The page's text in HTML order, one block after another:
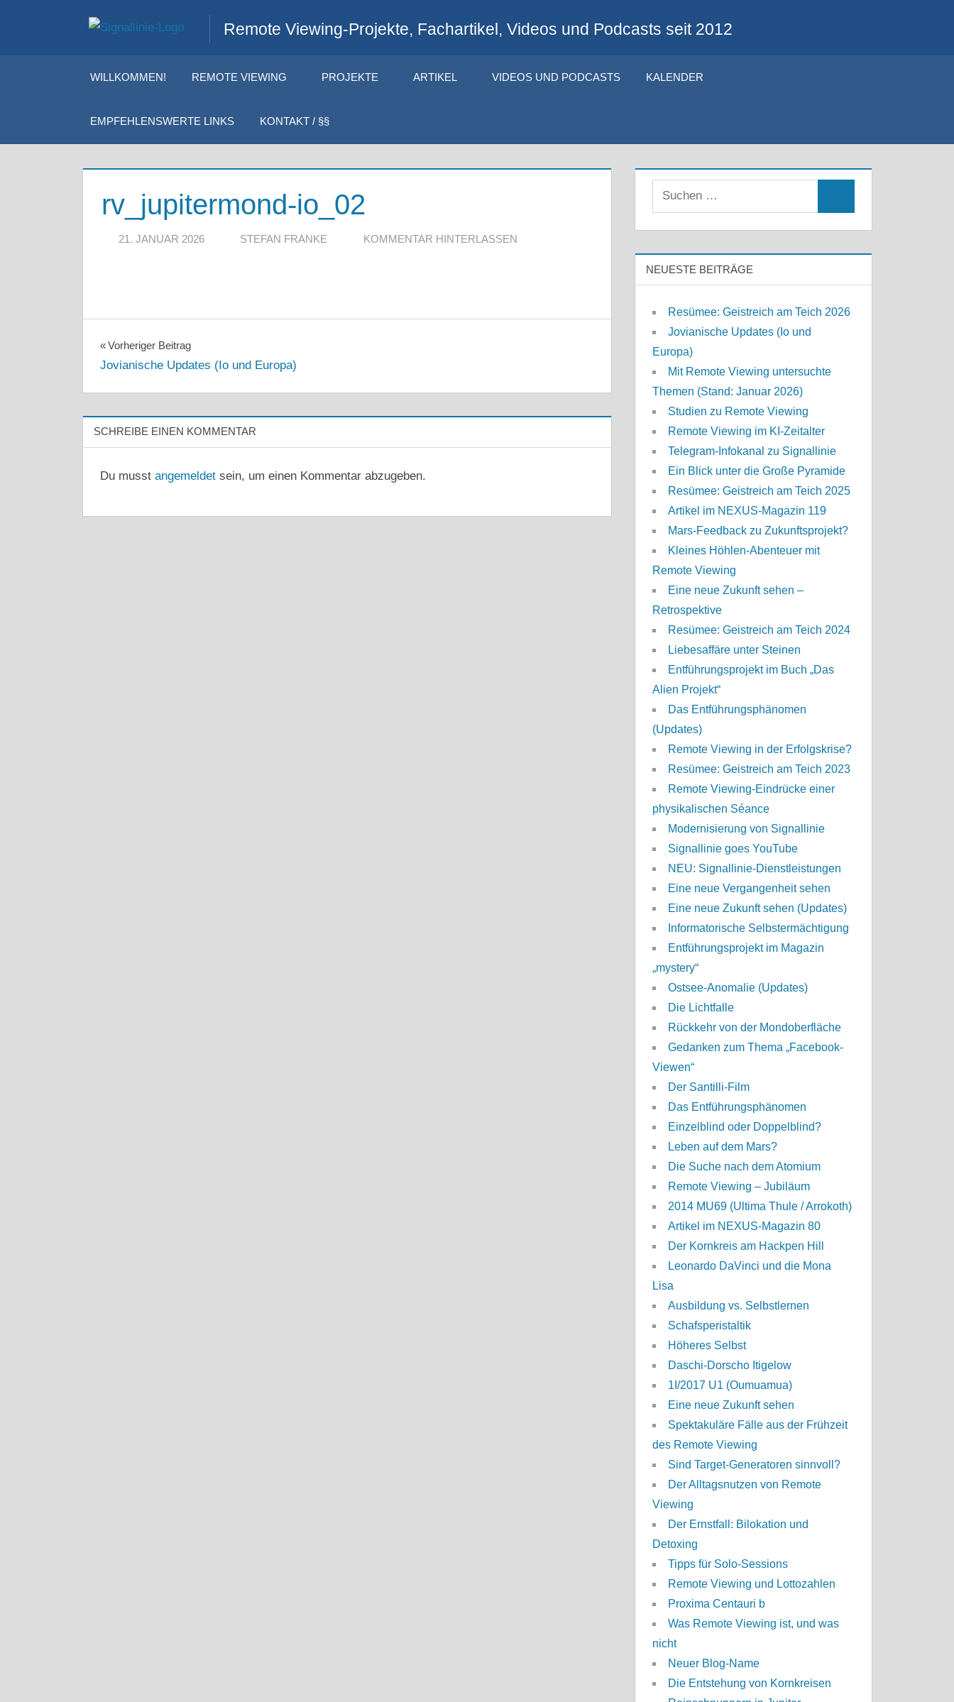
Remote Viewing-Projekte, Fachartikel, Videos und Podcasts seit 2012
WILLKOMMEN! REMOTE VIEWING PROJEKTE ARTIKEL VIDEOS UND PODCASTS KALENDER
EMPFEHLENSWERTE LINKS KONTAKT / §§
rv_jupitermond-io_02
21. JANUAR 2026 STEFAN FRANKE KOMMENTAR HINTERLASSEN
Beitragsnavigation
Vorheriger Beitrag
Jovianische Updates (Io und Europa)
SCHREIBE EINEN KOMMENTAR
Du musst angemeldet sein, um einen Kommentar abzugeben.
Suchen
NEUESTE BEITRÄGE
Resümee: Geistreich am Teich 2026
Jovianische Updates (Io und
Europa)
Mit Remote Viewing untersuchte
Themen (Stand: Januar 2026)
Studien zu Remote Viewing
Remote Viewing im KI-Zeitalter
Telegram-Infokanal zu Signallinie
Ein Blick unter die Große Pyramide
Resümee: Geistreich am Teich 2025
Artikel im NEXUS-Magazin 119
Mars-Feedback zu Zukunftsprojekt?
Kleines Höhlen-Abenteuer mit
Remote Viewing
Eine neue Zukunft sehen –
Retrospektive
Resümee: Geistreich am Teich 2024
Liebesaffäre unter Steinen
Entführungsprojekt im Buch „Das
Alien Projekt“
Das Entführungsphänomen
(Updates)
Remote Viewing in der Erfolgskrise?
Resümee: Geistreich am Teich 2023
Remote Viewing-Eindrücke einer
physikalischen Séance
Modernisierung von Signallinie
Signallinie goes YouTube
NEU: Signallinie-Dienstleistungen
Eine neue Vergangenheit sehen
Eine neue Zukunft sehen (Updates)
Informatorische Selbstermächtigung
Entführungsprojekt im Magazin
„mystery“
Ostsee-Anomalie (Updates)
Die Lichtfalle
Rückkehr von der Mondoberfläche
Gedanken zum Thema „Facebook-
Viewen“
Der Santilli-Film
Das Entführungsphänomen
Einzelblind oder Doppelblind?
Leben auf dem Mars?
Die Suche nach dem Atomium
Remote Viewing – Jubiläum
2014 MU69 (Ultima Thule / Arrokoth)
Artikel im NEXUS-Magazin 80
Der Kornkreis am Hackpen Hill
Leonardo DaVinci und die Mona
Lisa
Ausbildung vs. Selbstlernen
Schafsperistaltik
Höheres Selbst
Daschi-Dorscho Itigelow
1I/2017 U1 (Oumuamua)
Eine neue Zukunft sehen
Spektakuläre Fälle aus der Frühzeit
des Remote Viewing
Sind Target-Generatoren sinnvoll?
Der Alltagsnutzen von Remote
Viewing
Der Ernstfall: Bilokation und
Detoxing
Tipps für Solo-Sessions
Remote Viewing und Lottozahlen
Proxima Centauri b
Was Remote Viewing ist, und was
nicht
Neuer Blog-Name
Die Entstehung von Kornkreisen